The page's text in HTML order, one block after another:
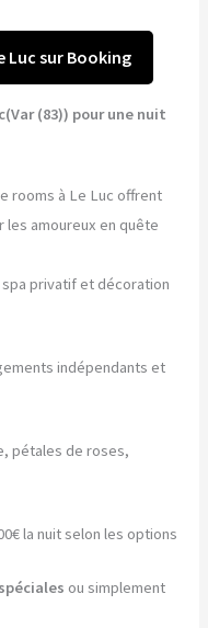
Luc sur Booking
(83)) pour une nuit
rooms à Le Luc offrent
les amoureux en quête
spa privatif et décoration
indépendants et
pétales de roses,
la nuit selon les options
ou simplement